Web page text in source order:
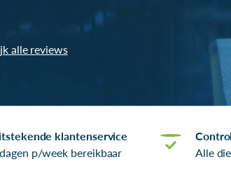
alle reviews
klantenservice
p/week bereikbaar
Alle